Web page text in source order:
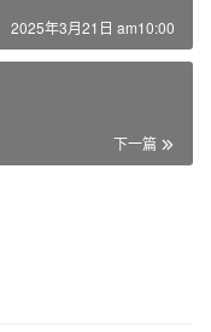
2025年3月21日 am10:00
下一篇